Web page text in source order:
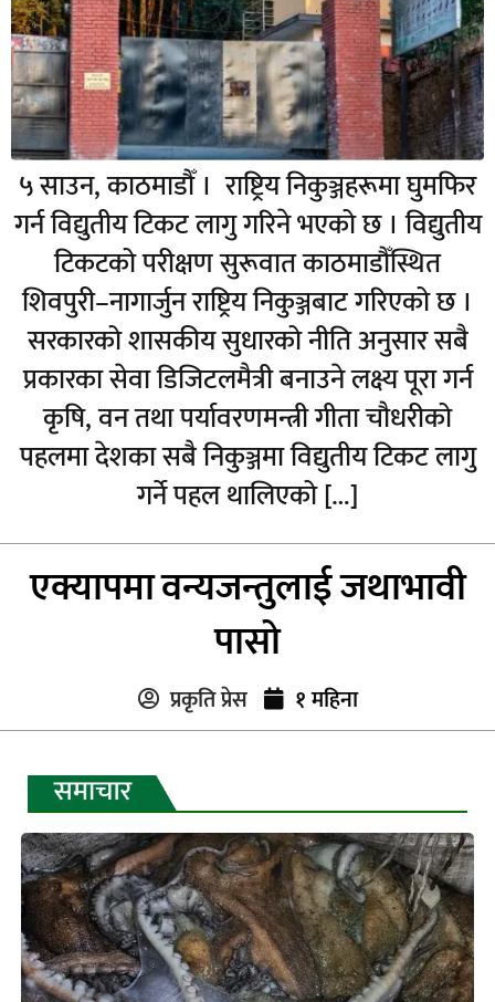
५ साउन, काठमाडौँ । राष्ट्रिय निकुञ्जहरूमा घुमफिर
गर्न विद्युतीय टिकट लागु गरिने भएको छ । विद्युतीय
टिकटको परीक्षण सुरूवात काठमाडौँस्थित
शिवपुरी–नागार्जुन राष्ट्रिय निकुञ्जबाट गरिएको छ ।
सरकारको शासकीय सुधारको नीति अनुसार सबै
प्रकारका सेवा डिजिटलमैत्री बनाउने लक्ष्य पूरा गर्न
कृषि, वन तथा पर्यावरणमन्त्री गीता चौधरीको
पहलमा देशका सबै निकुञ्जमा विद्युतीय टिकट लागु
गर्ने पहल थालिएको […]
एक्यापमा वन्यजन्तुलाई जथाभावी
पासो
प्रकृति प्रेस १ महिना